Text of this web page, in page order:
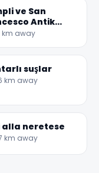
ve San
Antik
Müzesi
km away
suşlar
km away
alla neretese
km away